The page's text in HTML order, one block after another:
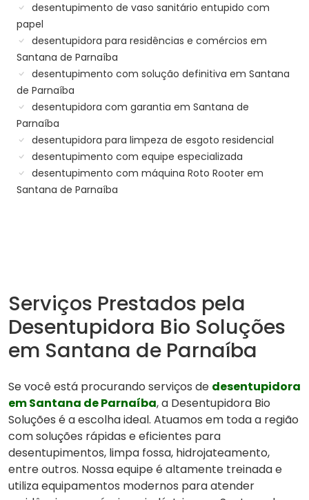
desentupimento de vaso sanitário entupido com
papel
desentupidora para residências e comércios em
Santana de Parnaíba
desentupimento com solução definitiva em Santana
de Parnaíba
desentupidora com garantia em Santana de
Parnaíba
desentupidora para limpeza de esgoto residencial
desentupimento com equipe especializada
desentupimento com máquina Roto Rooter em
Santana de Parnaíba
Serviços Prestados pela
Desentupidora Bio Soluções
em Santana de Parnaíba
Se você está procurando serviços de desentupidora
em Santana de Parnaíba, a Desentupidora Bio
Soluções é a escolha ideal. Atuamos em toda a região
com soluções rápidas e eficientes para
desentupimentos, limpa fossa, hidrojateamento,
entre outros. Nossa equipe é altamente treinada e
utiliza equipamentos modernos para atender